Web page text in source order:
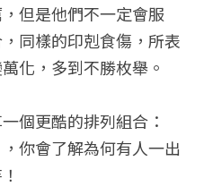
但是他們不一定會服
同樣的印剋食傷，所表
化，多到不勝枚舉。
個更酷的排列組合：
你會了解為何有人一出